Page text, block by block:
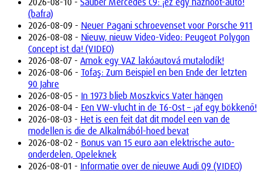
(bafra)
2026-08-09 - Neuer Pagani schroevenset voor Porsche 911
2026-08-08 - Nieuw, nieuw Video-Video: Peugeot Polygon
Concept ist da! (VIDEO)
2026-08-07 - Amok egy VAZ lakóautová mutalodík!
2026-08-06 - Tofaş: Zum Beispiel en ben Ende der letzten
90 Jahre
2026-08-05 - In 1973 blieb Moszkvics Vater hängen
2026-08-04 - Een VW-vlucht in de T6-Ost – ¡af egy bökkenő!
2026-08-03 - Het is een feit dat dit model een van de
modellen is die de Alkalmából-hoed bevat
2026-08-02 - Bonus van 15 euro aan elektrische auto-
onderdelen, Opeleknek
2026-08-01 - Informatie over de nieuwe Audi Q9 (VIDEO)